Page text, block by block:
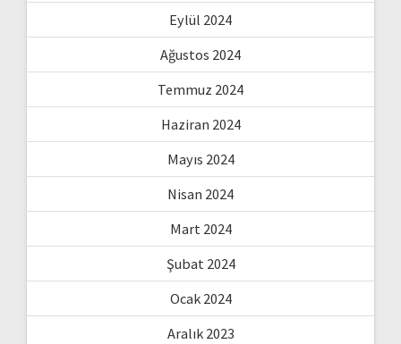
Eylül 2024
Ağustos 2024
Temmuz 2024
Haziran 2024
Mayıs 2024
Nisan 2024
Mart 2024
Şubat 2024
Ocak 2024
Aralık 2023